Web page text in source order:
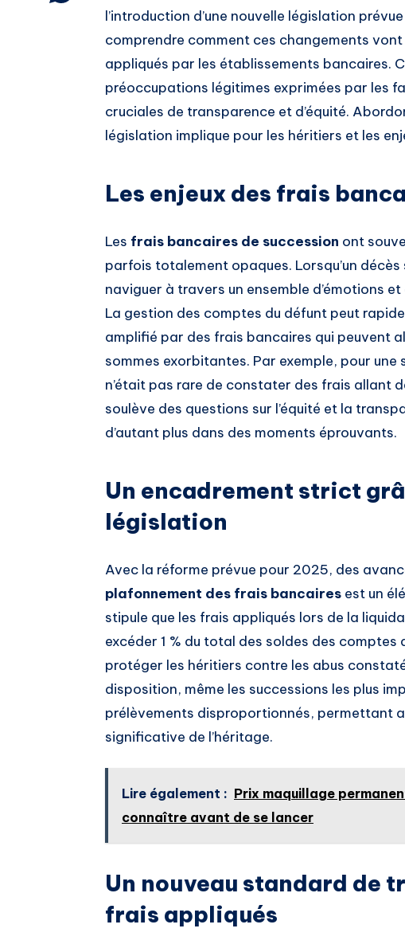
Email
Whatsapp
l’introduction d’une nouvelle législation
comprendre comment ces changements
appliqués par les établissements bancaires.
préoccupations légitimes exprimées par les
cruciales de transparence et d’équité.
législation implique pour les héritiers et les
Les enjeux des frais
Les frais bancaires de succession ont
parfois totalement opaques. Lorsqu’un
naviguer à travers un ensemble d’émotions
La gestion des comptes du défunt peut
amplifié par des frais bancaires qui peuvent
sommes exorbitantes. Par exemple, pour
n’était pas rare de constater des frais allant
soulève des questions sur l’équité et la
d’autant plus dans des moments éprouvants.
Un encadrement strict
législation
Avec la réforme prévue pour 2025, des
plafonnement des frais bancaires est un
stipule que les frais appliqués lors de la
excéder 1 % du total des soldes des comptes
protéger les héritiers contre les abus
disposition, même les successions les plus
prélèvements disproportionnés, permettant
significative de l’héritage.
Lire également : Prix maquillage
connaître avant de se lancer
Un nouveau standard de
frais appliqués